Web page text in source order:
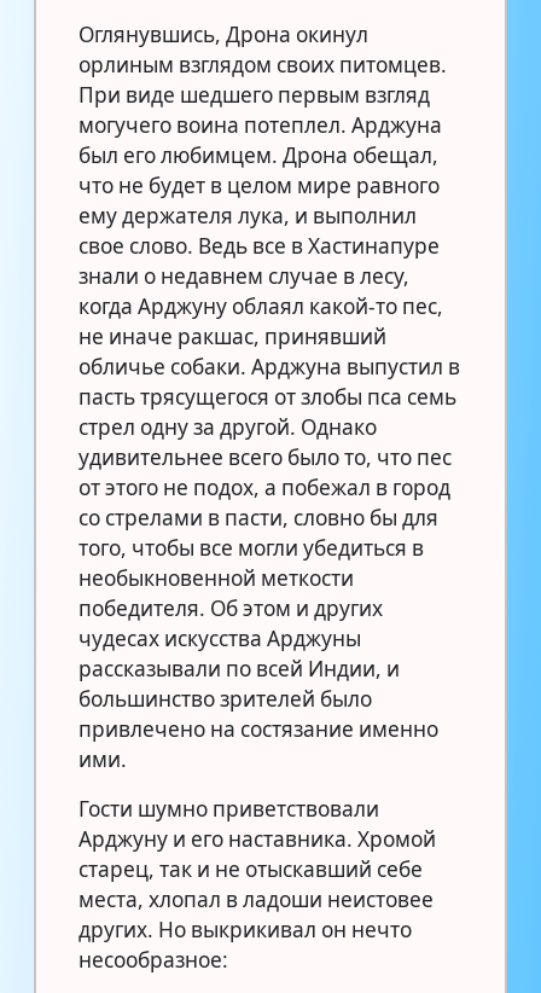
Оглянувшись, Дрона окинул
орлиным взглядом своих питомцев.
При виде шедшего первым взгляд
могучего воина потеплел. Арджуна
был его любимцем. Дрона обещал,
что не будет в целом мире равного
ему держателя лука, и выполнил
свое слово. Ведь все в Хастинапуре
знали о недавнем случае в лесу,
когда Арджуну облаял какой-то пес,
не иначе ракшас, принявший
обличье собаки. Арджуна выпустил в
пасть трясущегося от злобы пса семь
стрел одну за другой. Однако
удивительнее всего было то, что пес
от этого не подох, а побежал в город
со стрелами в пасти, словно бы для
того, чтобы все могли убедиться в
необыкновенной меткости
победителя. Об этом и других
чудесах искусства Арджуны
рассказывали по всей Индии, и
большинство зрителей было
привлечено на состязание именно
ими.
Гости шумно приветствовали
Арджуну и его наставника. Хромой
старец, так и не отыскавший себе
места, хлопал в ладоши неистовее
других. Но выкрикивал он нечто
несообразное: